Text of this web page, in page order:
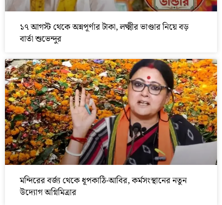
১৭ আগস্ট থেকে অন্নপূর্ণার টাকা, লক্ষ্মীর ভাণ্ডার নিয়ে বড়
বার্তা শুভেন্দুর
মন্দিরের বর্জ্য থেকে ধূপকাঠি-আবির, কর্মসংস্থানের নতুন
উদ্যোগ অগ্নিমিত্রার